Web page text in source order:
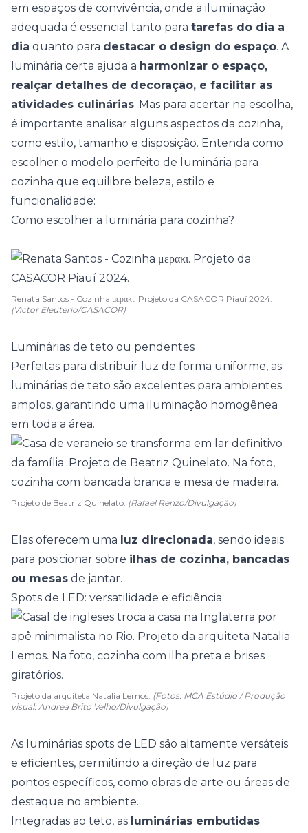
em espaços de convivência, onde a iluminação
adequada é essencial tanto para tarefas do dia a
dia quanto para destacar o design do espaço. A
luminária certa ajuda a harmonizar o espaço,
realçar detalhes de decoração, e facilitar as
atividades culinárias. Mas para acertar na escolha,
é importante analisar alguns aspectos da cozinha,
como estilo, tamanho e disposição. Entenda como
escolher o modelo perfeito de luminária para
cozinha que equilibre beleza, estilo e
funcionalidade:
Como escolher a luminária para cozinha?
Renata Santos - Cozinha μερακι. Projeto da CASACOR Piauí 2024.
(Victor Eleuterio/CASACOR)
Luminárias de teto ou pendentes
Perfeitas para distribuir luz de forma uniforme, as
luminárias de teto são excelentes para ambientes
amplos, garantindo uma iluminação homogênea
em toda a área.
Projeto de Beatriz Quinelato. (Rafael Renzo/Divulgação)
Elas oferecem uma luz direcionada, sendo ideais
para posicionar sobre ilhas de cozinha, bancadas
ou mesas de jantar.
Spots de LED: versatilidade e eficiência
Projeto da arquiteta Natalia Lemos. (Fotos: MCA Estúdio / Produção
visual: Andrea Brito Velho/Divulgação)
As luminárias spots de LED são altamente versáteis
e eficientes, permitindo a direção de luz para
pontos específicos, como obras de arte ou áreas de
destaque no ambiente.
Integradas ao teto, as luminárias embutidas